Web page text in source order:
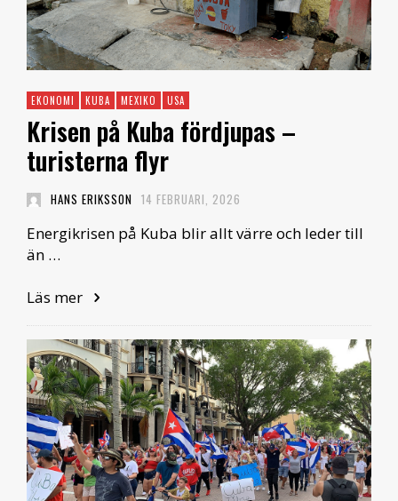
EKONOMI KUBA MEXIKO USA
Krisen på Kuba fördjupas –
turisterna flyr
HANS ERIKSSON 14 FEBRUARI, 2026
Energikrisen på Kuba blir allt värre och leder till
än …
Läs mer